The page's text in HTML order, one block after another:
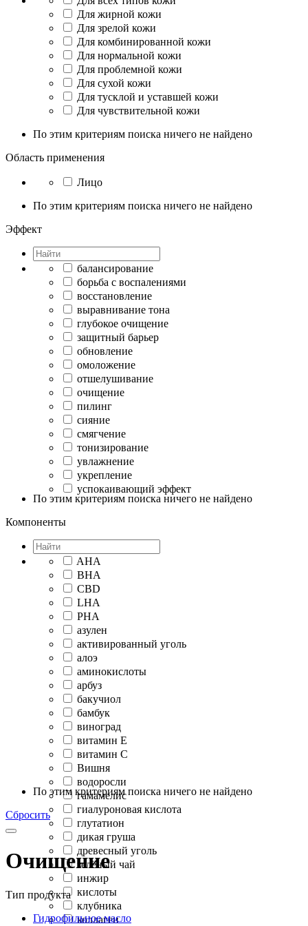
Для жирной кожи
Для зрелой кожи
Для комбинированной кожи
Для нормальной кожи
Для проблемной кожи
Для сухой кожи
Для тусклой и уставшей кожи
Для чувствительной кожи
По этим критериям поиска ничего не найдено
Область применения
Лицо
По этим критериям поиска ничего не найдено
Эффект
балансирование
борьба с воспалениями
восстановление
выравнивание тона
глубокое очищение
защитный барьер
обновление
омоложение
отшелушивание
очищение
пилинг
сияние
смягчение
тонизирование
увлажнение
укрепление
успокаивающий эффект
По этим критериям поиска ничего не найдено
Компоненты
AHA
BHA
CBD
LHA
PHA
азулен
активированный уголь
алоэ
аминокислоты
арбуз
бакучиол
бамбук
виноград
витамин Е
витамин С
Вишня
водоросли
гамамелис
гиалуроновая кислота
глутатион
дикая груша
древесный уголь
зелёный чай
инжир
кислоты
клубника
коллаген
По этим критериям поиска ничего не найдено
Сбросить
Очищение
Тип продукта
Гидрофильное масло